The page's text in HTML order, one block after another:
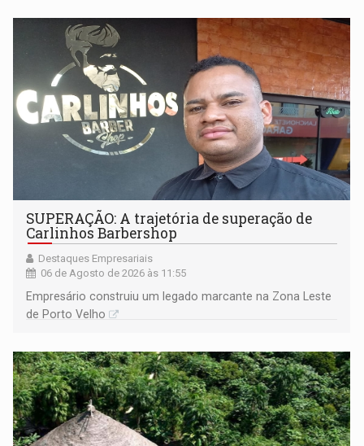
SUPERAÇÃO: A trajetória de superação de
Carlinhos Barbershop
Destaques Empresariais
06 de Agosto de 2026 às 11:55
Empresário construiu um legado marcante na Zona Leste
de Porto Velho